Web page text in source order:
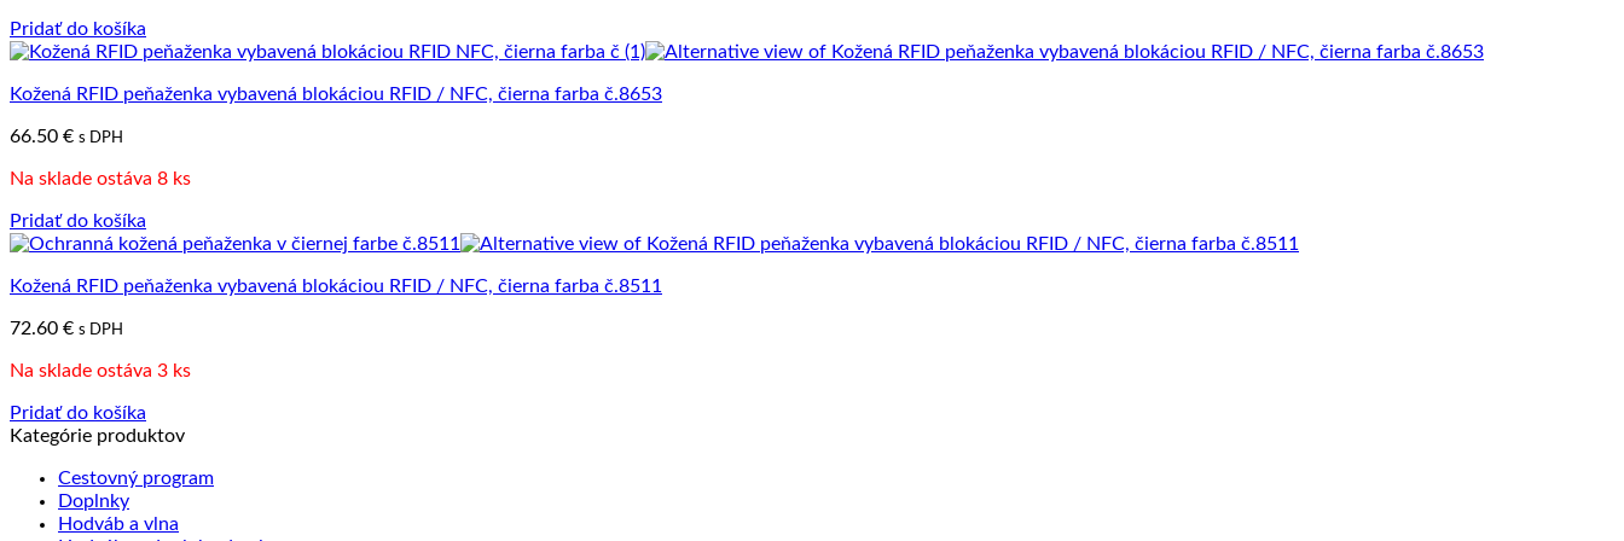
Pridať do košíka
Kožená RFID peňaženka vybavená blokáciou RFID / NFC, čierna farba č.8653
66.50 € s DPH
Na sklade ostáva 8 ks
Pridať do košíka
Kožená RFID peňaženka vybavená blokáciou RFID / NFC, čierna farba č.8511
72.60 € s DPH
Na sklade ostáva 3 ks
Pridať do košíka
Kategórie produktov
Cestovný program
Doplnky
Hodváb a vlna